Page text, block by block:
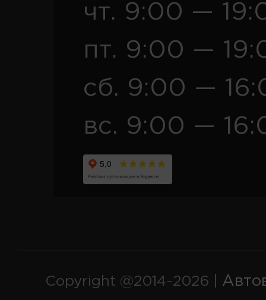
чт. 9:00 —
пт. 9:00 —
сб. 9:00 —
вс. 9:00 —
Copyright @2014-2026 |